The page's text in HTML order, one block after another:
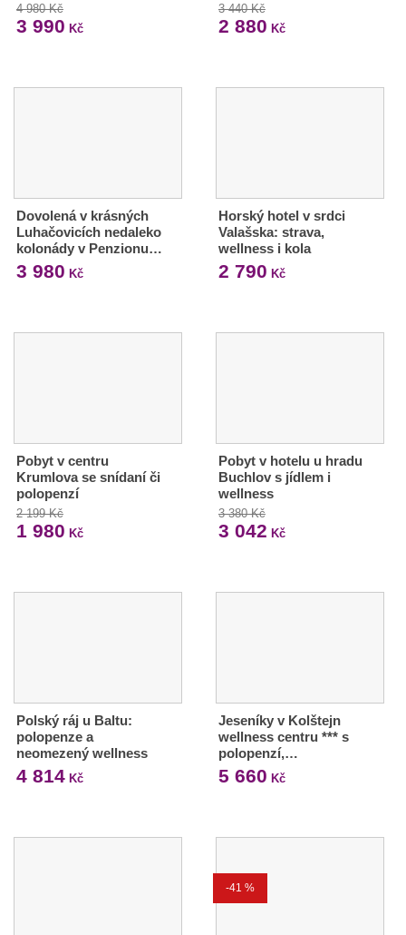
4 980 Kč
3 990 Kč
3 440 Kč
2 880 Kč
Dovolená v krásných
Luhačovicích nedaleko
kolonády v Penzionu…
3 980 Kč
Horský hotel v srdci
Valašska: strava,
wellness i kola
2 790 Kč
Pobyt v centru
Krumlova se snídaní či
polopenzí
2 199 Kč
1 980 Kč
Pobyt v hotelu u hradu
Buchlov s jídlem i
wellness
3 380 Kč
3 042 Kč
Polský ráj u Baltu:
polopenze a
neomezený wellness
4 814 Kč
Jeseníky v Kolštejn
wellness centru *** s
polopenzí,…
5 660 Kč
-41 %